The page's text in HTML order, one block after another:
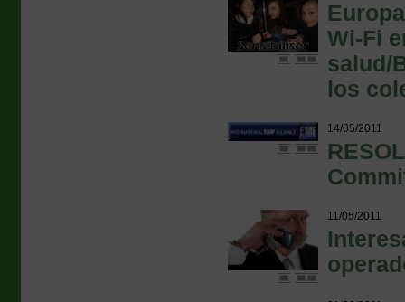
Wi-Fi
salud/
los
14/05/2011
11/05/2011